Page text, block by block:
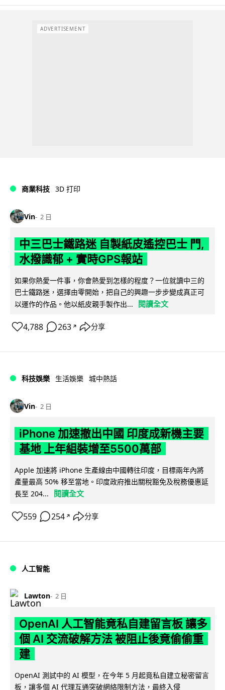
ADVERTISEMENT
商業科技 3D 打印
Vin 2 日
中三巴士鐵路迷 自製紙皮遙控巴士 門,
水撥識郁 + 實時GPS報站
如果你熱愛一件事，你會熱愛到怎樣的程度？一位就讀中三的
巴士鐵路迷，選擇由零開始，把自己的興趣一步步變成真正可
以運作的作品。他以紙皮親手製作出...
閱讀全文
4,788 263 ↗ 分享
科技娛樂 生活娛樂 城中熱話
Vin 2 日
iPhone 加速撤出中國 印度成新機主要
基地 上年組裝增至5500萬部
Apple 加速將 iPhone 生產線由中國轉往印度，目標兩年內將
產量最高 50% 移至當地。印度政府推出關稅豁免及稅務優惠延
長至 204...
閱讀全文
559 254 ↗ 分享
人工智能
Lawton 2 日
OpenAI 人工智能竟私自建留言板 讓多
個 AI 交流破解方法 被阻止後竟偷偷重
建
OpenAI 測試中的 AI 模型，在今年 5 月起竟私自建立秘密留言
板，讓多個 AI 代理互通突破網絡限制方法，最終入侵